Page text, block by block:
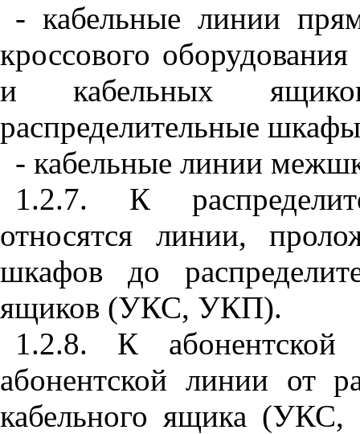
- кабельные линии
кроссового
и кабельных
распределительные
- кабельные линии
1.2.7. К
относятся линии,
шкафов до
ящиков (УКС, УКП).
1.2.8. К абонентской
абонентской линии от
кабельного ящика